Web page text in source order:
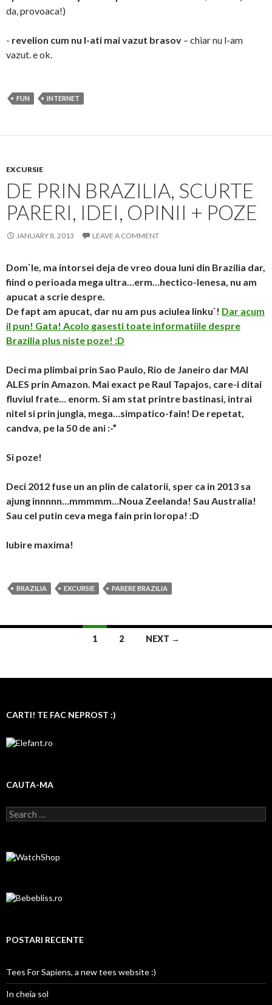
da, provoaca!)
- revelion cum nu l-ati mai vazut brasov – chiar nu l-am
vazut. e ok.
FUN INTERNET
EXCURSIE
DE PRIN BRAZILIA, SCURTE
PARERI, IDEI, OPINII + POZE
JANUARY 8, 2013 LEAVE A COMMENT
Dom`le, ma intorsei deja de vreo doua luni din Brazilia dar,
fiind o perioada mega ultra…erm…hectico-lenesa, nu am
apucat a scrie despre.
De fapt am apucat, dar nu am pus aciulea linku`! Dar acum
il pun! Gata! Acolo gasesti toate informatiile despre
Brazilia plus niste poze! :D
Deci ma plimbai prin Sao Paulo, Rio de Janeiro dar MAI
ALES prin Amazon. Mai exact pe Raul Tapajos, care-i ditai
fluviul frate… enorm. Si am stat printre bastinasi, intrai
nitel si prin jungla, mega…simpatico-fain! De repetat,
candva, pe la 50 de ani :-”
Si poze!
Deci 2012 fuse un an plin de calatorii, sper ca in 2013 sa
ajung innnnn…mmmmm…Noua Zeelanda! Sau Australia!
Sau cel putin ceva mega fain prin Ioropa! :D
Iubire maxima!
BRAZILIA EXCURSIE PARERE BRAZILIA
1 2 NEXT →
CARTI! TE FAC NEPROST :)
CAUTA-MA
Search for:
POSTARI RECENTE
Tees For Sapiens, a new tees website :)
In cheia sol